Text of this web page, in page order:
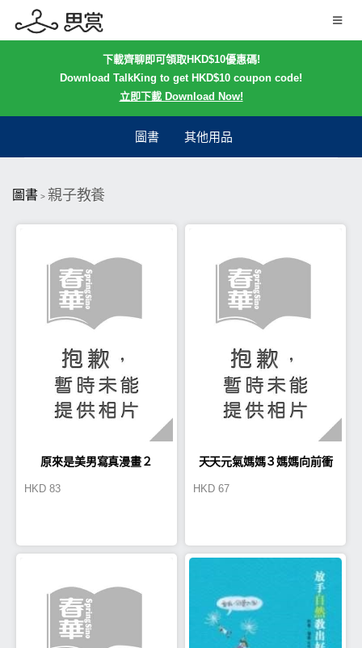
下載齊聊即可領取HKD$10優惠碼!
Download TalkKing to get HKD$10 coupon code!
立即下載 Download Now!
圖書 其他用品
圖書 > 親子教養
原來是美男寫真漫畫２
HKD 83
天天元氣媽媽３媽媽向前衝
HKD 67